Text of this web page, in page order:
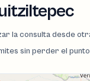
la consulta desde
sin perder el punto